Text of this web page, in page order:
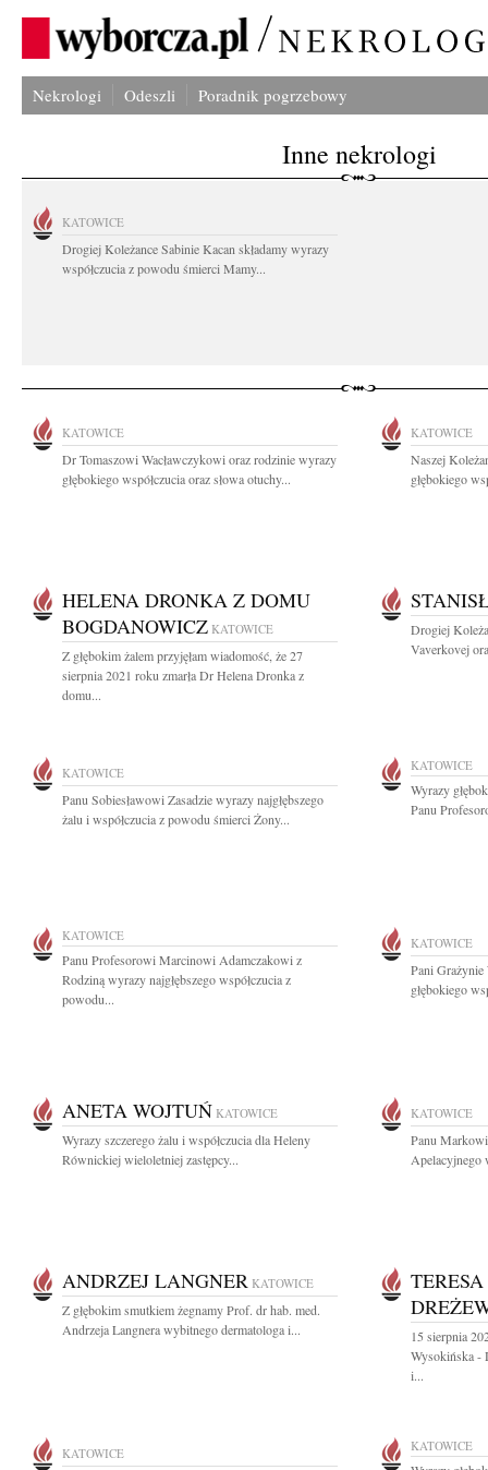
Nekrologi Odeszli Poradnik pogrzebowy
Inne nekrologi
KATOWICE
Drogiej Koleżance Sabinie Kacan składamy wyrazy
współczucia z powodu śmierci Mamy...
KATOWICE
Dr Tomaszowi Wacławczykowi oraz rodzinie wyrazy
głębokiego współczucia oraz słowa otuchy...
KATOWICE
Naszej
głębokiego
HELENA DRONKA Z DOMU
BOGDANOWICZ KATOWICE
Z głębokim żalem przyjęłam wiadomość, że 27
sierpnia 2021 roku zmarła Dr Helena Dronka z
domu...
Drogiej
Vaverkovej
KATOWICE
Panu Sobiesławowi Zasadzie wyrazy najgłębszego
żalu i współczucia z powodu śmierci Żony...
KATOWICE
Wyrazy
Panu
KATOWICE
Panu Profesorowi Marcinowi Adamczakowi z
Rodziną wyrazy najgłębszego współczucia z
powodu...
KATOWICE
Pani
głębokiego
ANETA WOJTUŃ KATOWICE
Wyrazy szczerego żalu i współczucia dla Heleny
Równickiej wieloletniej zastępcy...
KATOWICE
Panu
Apelacyjnego
ANDRZEJ LANGNER KATOWICE
Z głębokim smutkiem żegnamy Prof. dr hab. med.
Andrzeja Langnera wybitnego dermatologa i...
15 sierpnia
Wysokińska -
i...
KATOWICE KATOWICE